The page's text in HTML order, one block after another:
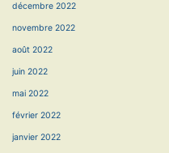
décembre 2022
novembre 2022
août 2022
juin 2022
mai 2022
février 2022
janvier 2022